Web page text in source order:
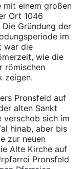
mit einem großen
Ort 1046
Gründung der
im
war die
wie die
römischen
zeigen.
Pronsfeld auf
alten Sankt
verschob sich im
hinab, aber bis
zur neuen
Alte Kirche auf
Pronsfeld